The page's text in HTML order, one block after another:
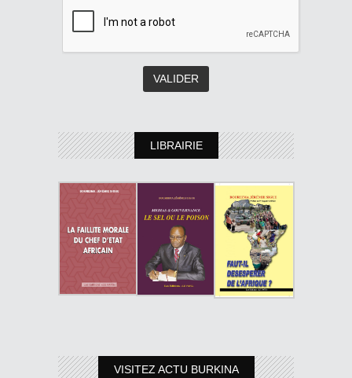
LIBRAIRIE
VISITEZ ACTU BURKINA